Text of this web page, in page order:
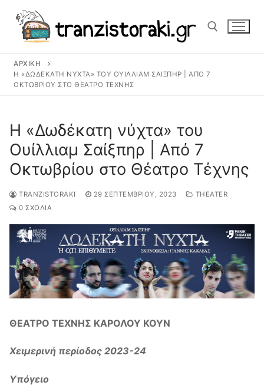
περιεχόμενο
Αναζήτηση για:
ΑΡΧΙΚΉ
Η «ΔΩΔΈΚΑΤΗ ΝΎΧΤΑ» ΤΟΥ ΟΥΊΛΛΙΑΜ ΣΑΊΞΠΗΡ | ΑΠΌ 7
ΟΚΤΩΒΡΊΟΥ ΣΤΟ ΘΈΑΤΡΟ ΤΈΧΝΗΣ
Η «Δωδέκατη νύχτα» του
Ουίλλιαμ Σαίξπηρ | Από 7
Οκτωβρίου στο Θέατρο Τέχνης
TRANZISTORAKI 29 ΣΕΠΤΕΜΒΡΊΟΥ, 2023
THEATER
0 ΣΧΌΛΙΑ
ΘΕΑΤΡΟ ΤΕΧΝΗΣ ΚΑΡΟΛΟΥ ΚΟΥΝ
Χειμερινή περίοδος 2023-24
Υπόγειο